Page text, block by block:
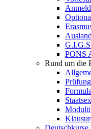
PONS
Rund um die